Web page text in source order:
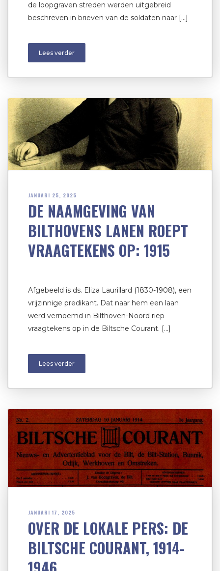
de loopgraven streden werden uitgebreid
beschreven in brieven van de soldaten naar […]
Lees verder
JANUARI 25, 2025
DE NAAMGEVING VAN
BILTHOVENS LANEN ROEPT
VRAAGTEKENS OP: 1915
Afgebeeld is ds. Eliza Laurillard (1830-1908), een
vrijzinnige predikant. Dat naar hem een laan
werd vernoemd in Bilthoven-Noord riep
vraagtekens op in de Biltsche Courant. […]
Lees verder
JANUARI 17, 2025
OVER DE LOKALE PERS: DE
BILTSCHE COURANT, 1914-